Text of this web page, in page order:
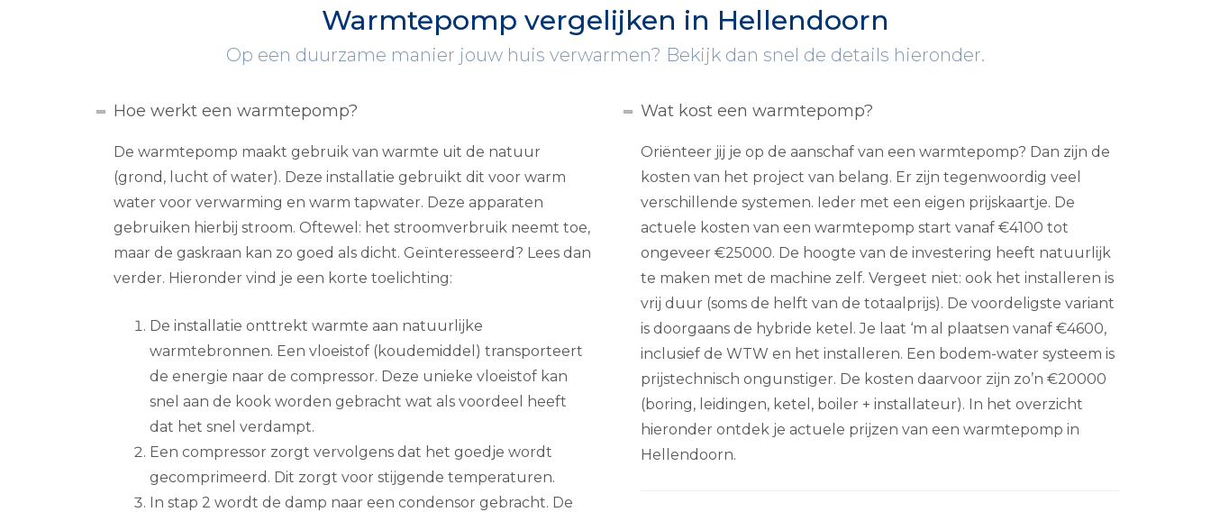
Warmtepomp vergelijken in Hellendoorn
Op een duurzame manier jouw huis verwarmen? Bekijk dan snel de details hieronder.
Hoe werkt een warmtepomp?
De warmtepomp maakt gebruik van warmte uit de natuur
(grond, lucht of water). Deze installatie gebruikt dit voor warm
water voor verwarming en warm tapwater. Deze apparaten
gebruiken hierbij stroom. Oftewel: het stroomverbruik neemt toe,
maar de gaskraan kan zo goed als dicht. Geïnteresseerd? Lees dan
verder. Hieronder vind je een korte toelichting:
De installatie onttrekt warmte aan natuurlijke
warmtebronnen. Een vloeistof (koudemiddel) transporteert
de energie naar de compressor. Deze unieke vloeistof kan
snel aan de kook worden gebracht wat als voordeel heeft
dat het snel verdampt.
Een compressor zorgt vervolgens dat het goedje wordt
gecomprimeerd. Dit zorgt voor stijgende temperaturen.
In stap 2 wordt de damp naar een condensor gebracht. De
Wat kost een warmtepomp?
Oriënteer jij je op de aanschaf van een warmtepomp? Dan zijn de
kosten van het project van belang. Er zijn tegenwoordig veel
verschillende systemen. Ieder met een eigen prijskaartje. De
actuele kosten van een warmtepomp start vanaf €4100 tot
ongeveer €25000. De hoogte van de investering heeft natuurlijk
te maken met de machine zelf. Vergeet niet: ook het installeren is
vrij duur (soms de helft van de totaalprijs). De voordeligste variant
is doorgaans de hybride ketel. Je laat ‘m al plaatsen vanaf €4600,
inclusief de WTW en het installeren. Een bodem-water systeem is
prijstechnisch ongunstiger. De kosten daarvoor zijn zo’n €20000
(boring, leidingen, ketel, boiler + installateur). In het overzicht
hieronder ontdek je actuele prijzen van een warmtepomp in
Hellendoorn.